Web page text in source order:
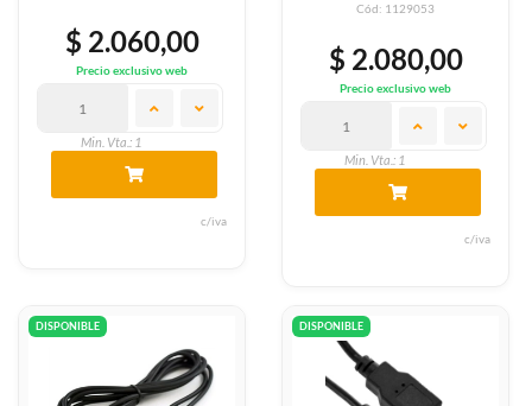
$ 2.060,00
Precio exclusivo web
Min. Vta.: 1
c/iva
Cód: 1129053
$ 2.080,00
Precio exclusivo web
Min. Vta.: 1
c/iva
DISPONIBLE DISPONIBLE